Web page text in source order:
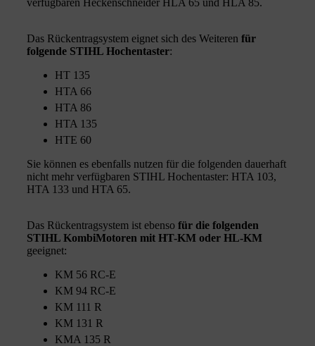
Das Rückentragsystem eignet sich des Weiteren für
folgende STIHL Hochentaster:
HT 135
HTA 66
HTA 86
HTA 135
HTE 60
Sie können es ebenfalls nutzen für die folgenden dauerhaft
nicht mehr verfügbaren STIHL Hochentaster: HTA 103,
HTA 133 und HTA 65.
Das Rückentragsystem ist ebenso für die folgenden
STIHL KombiMotoren mit HT-KM oder HL-KM
geeignet:
KM 56 RC-E
KM 94 RC-E
KM 111 R
KM 131 R
KMA 135 R